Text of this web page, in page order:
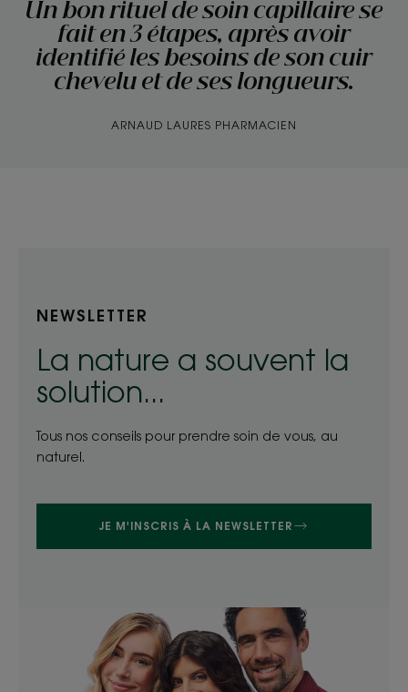
Un bon rituel de soin capillaire se
fait en 3 étapes, après avoir
identifié les besoins de son cuir
chevelu et de ses longueurs.
ARNAUD LAURES PHARMACIEN
NEWSLETTER
La nature a souvent la
solution...
Tous nos conseils pour prendre soin de vous, au
naturel.
JE M'INSCRIS À LA NEWSLETTER